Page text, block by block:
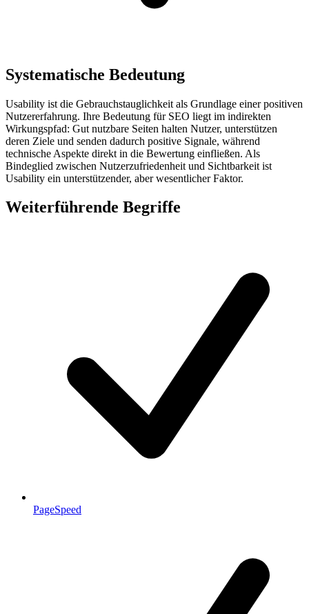
Systematische Bedeutung
Usability ist die Gebrauchstauglichkeit als Grundlage einer positiven
Nutzererfahrung. Ihre Bedeutung für SEO liegt im indirekten
Wirkungspfad: Gut nutzbare Seiten halten Nutzer, unterstützen
deren Ziele und senden dadurch positive Signale, während
technische Aspekte direkt in die Bewertung einfließen. Als
Bindeglied zwischen Nutzerzufriedenheit und Sichtbarkeit ist
Usability ein unterstützender, aber wesentlicher Faktor.
Weiterführende Begriffe
PageSpeed